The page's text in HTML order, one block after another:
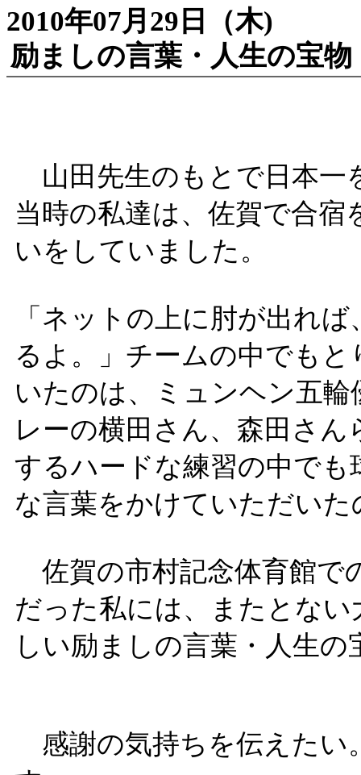
2010年07月29日（木)
励ましの言葉・人生の宝物
山田先生のもとで日本一
当時の私達は、佐賀で合
いをしていました。
「ネットの上に肘が出れ
るよ。」チームの中でも
いたのは、ミュンヘン五
レーの横田さん、森田さ
するハードな練習の中で
な言葉をかけていただいた
佐賀の市村記念体育館で
だった私には、またとな
しい励ましの言葉・人生
感謝の気持ちを伝えたい